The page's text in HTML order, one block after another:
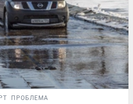
ПРОБЛЕМА